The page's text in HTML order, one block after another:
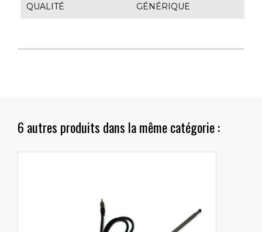
QUALITÉ GÉNÉRIQUE
6 autres produits dans la même catégorie :